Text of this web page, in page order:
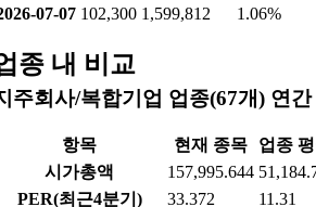
07-07 102,300 1,599,812 1.06%
종 내 비교
주회사/복합기업 업종(67개) 연
항목 현재 종목 업종
시가총액
157,995.644
PER(최근4분기)
33.372 11.31